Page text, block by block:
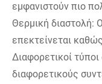
εμφανιστούν πιο
Θερμική διαστολή:
επεκτείνεται
Διαφορετικοί
διαφορετικούς